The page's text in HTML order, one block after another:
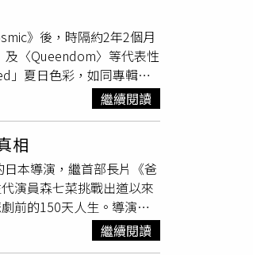
情緒逐漸潰堤，眼眶泛
冷漠，其實比任何人都善
而是愛上那個會陪她散
游詩璟陪伴夏宇禾完成告
用一封信交代一切，連見
這場告別更顯心酸。一旁
Junior韓宜邦也全程陪伴
露出的情緒已經不只是角
與心形鑰匙圈，一開口便
是在演戲，而是真的忍著
台詞時也快哭出來，完全
今再度同台卻成了最後一
發展的安排，既保留角色
》後，時隔約2年2個月
〈Queendom〉等代表性
」夏日色彩，如同專輯名
現有別於以往的全新夏日
粉絲ReVeluv表達感謝，
各自的個人活動後，成員
望《Velvet Summer》能
輯，WENDY分享，夏天除
打歌〈Surfin' Boy〉便以
樂魅力。特別的是，此次
來想對Red Velvet與粉絲
好、更加珍貴的回憶，也
繼續閱讀
相
本導演，繼首部長片《爸
演員森七菜挑戰出道以來
前的150天人生。導演長
新聞報導之外那些始終沒
伎町「東橫廣場」的青少
繼續閱讀